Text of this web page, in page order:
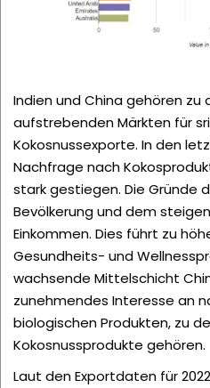
Indien und China gehören
aufstrebenden Märkten für
Kokosnussexporte. In den
Nachfrage nach
stark gestiegen. Die Gründe
Bevölkerung und dem
Einkommen. Dies führt zu
Gesundheits- und
wachsende Mittelschicht
zunehmendes Interesse an
biologischen Produkten, zu
Kokosnussprodukte gehören.
Laut den Exportdaten für